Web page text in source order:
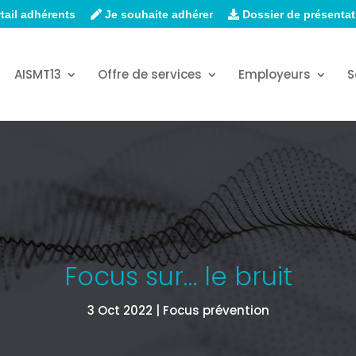
adhérents Je souhaite adhérer Dossier de
AISMT13 Offre de services Employeurs
Focus sur… le bruit
3 Oct 2022 Focus prévention